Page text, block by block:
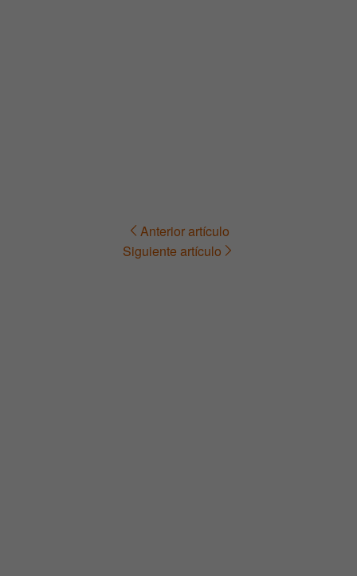
Navegación Anterior artículo
Siguiente artículo